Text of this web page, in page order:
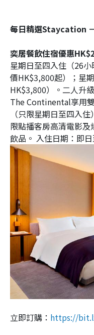
每日精選Staycation
奕居餐飲住宿優惠
星期日至四入住（26
價HK$3,800起）；星
HK$3,800）。二人升
The Continental享用
（只限星期日至四入
限點播客房高清電影
飲品。 入住日期：即
立即訂購： https://